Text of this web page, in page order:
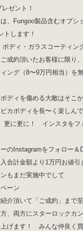
ゼント！
、Fungoo製品含むオプシ
トします！
ディ・ガラスコーティン
成約頂いたお客様に限り、
ング（8〜9万円相当）を
ディを傷める大敵はそこ
カボディを長〜く楽しん
に更に！ インスタをフ
のInstagramをフォロー＆
合計金額より1万円お値引
もまだ実施中でして
ーン
介頂いて「ご成約」まで
、両方にスターロックカ
げます！ みんな仲良く